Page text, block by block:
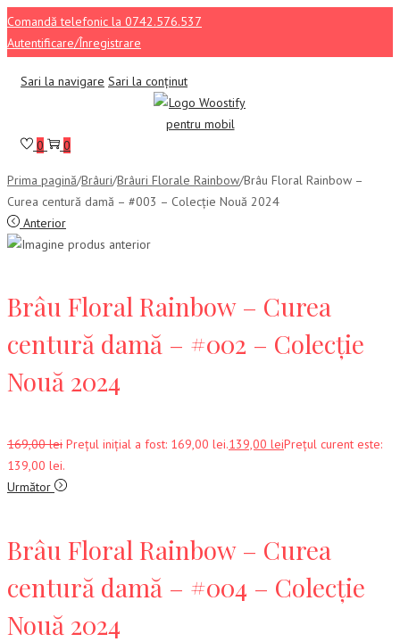
Comandă telefonic la 0742.576.537
Autentificare/Înregistrare
Sari la navigare Sari la conținut
0 0
Prima pagină/Brâuri/Brâuri Florale Rainbow/Brâu Floral Rainbow –
Curea centură damă – #003 – Colecție Nouă 2024
Anterior
Brâu Floral Rainbow – Curea
centură damă – #002 – Colecție
Nouă 2024
169,00lei Prețul inițial a fost: 169,00 lei.139,00 leiPrețul curent este:
139,00 lei.
Următor
Brâu Floral Rainbow – Curea
centură damă – #004 – Colecție
Nouă 2024